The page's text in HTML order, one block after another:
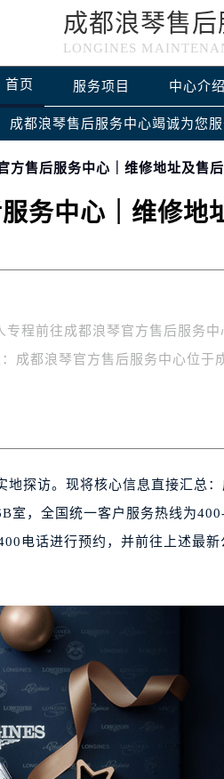
成都浪琴售
LONGINES
首页 服务项目 中心介绍
成都浪琴售后服务中心竭诚为您服
方售后服务中心｜维修地址及售
务中心｜维修地
专程前往成都浪琴官方售后服务
成都浪琴官方售后服务中心位于
探访。现将核心信息直接汇总
室，全国统一客户服务热线为
电话进行预约，并前往上述最